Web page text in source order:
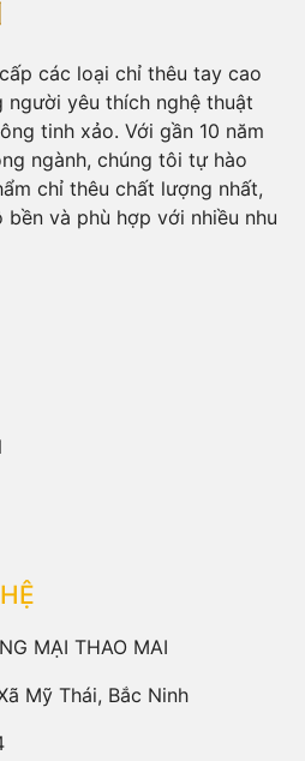
các loại chỉ thêu tay cao
người yêu thích nghệ thuật
tinh xảo. Với gần 10 năm
ngành, chúng tôi tự hào
chỉ thêu chất lượng nhất,
và phù hợp với nhiều nhu
MẠI THAO MAI
Mỹ Thái, Bắc Ninh